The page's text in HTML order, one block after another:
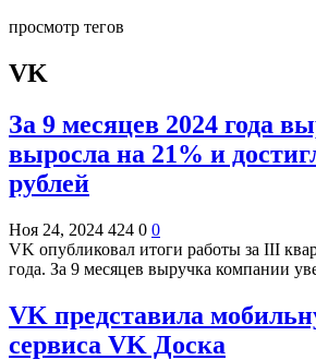
просмотр тегов
VK
За 9 месяцев 2024 года
выросла на 21% и
рублей
Ноя 24, 2024 424 0 0
VK опубликовал итоги работы за III
года. За 9 месяцев выручка компании
VK представила
сервиса VK Доска